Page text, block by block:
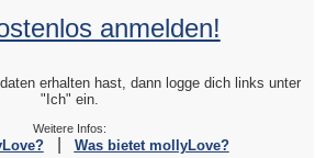
anmelden!
erhalten hast, dann logge dich links unter
"Ich" ein.
Weitere Infos:
| Was bietet mollyLove?